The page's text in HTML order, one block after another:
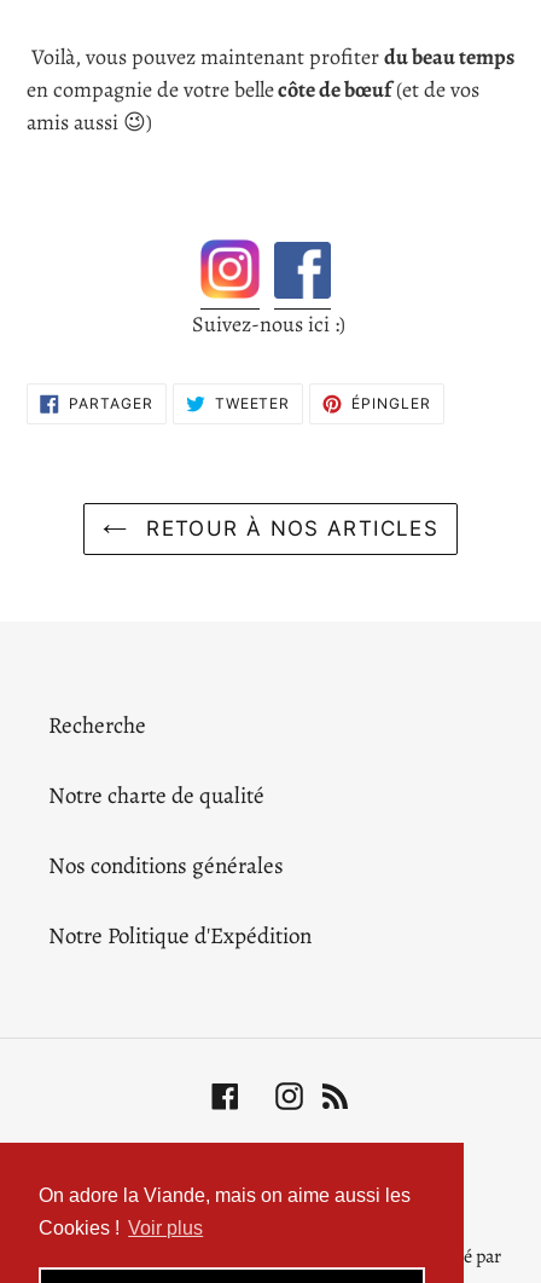
On adore la Viande, mais on aime aussi les
Cookies ! Voir plus
Voilà, vous pouvez maintenant profiterdu beau temps
en compagnie de votre bellecôte de bœuf(et de vos
amis aussi 😉)
Suivez-nous ici :)
PARTAGER PARTAGERTWEETER TWEETER
SUR
ÉPINGLER
RETOUR À NOS ARTICLES
Recherche
Notre charte de qualité
Nos conditions générales
Notre Politique d'Expédition
FacebookInstagram
de
Commerce électronique propulsé par